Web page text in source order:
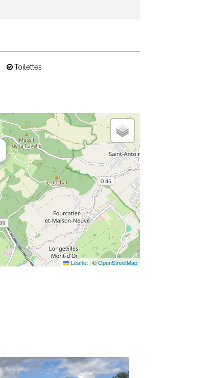
Toilettes
Leaflet | ©OpenStreetMap